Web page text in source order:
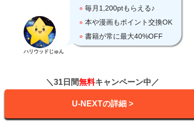
ハリウッドじゅん
＼31日間無料キャンペーン中／
U-NEXTの詳細 >